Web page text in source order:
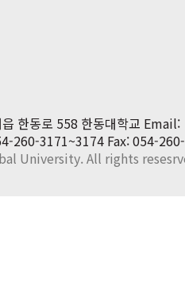
한동로 558 한동대학교 Email:
260-3171~3174 Fax: 054-
University. All rights